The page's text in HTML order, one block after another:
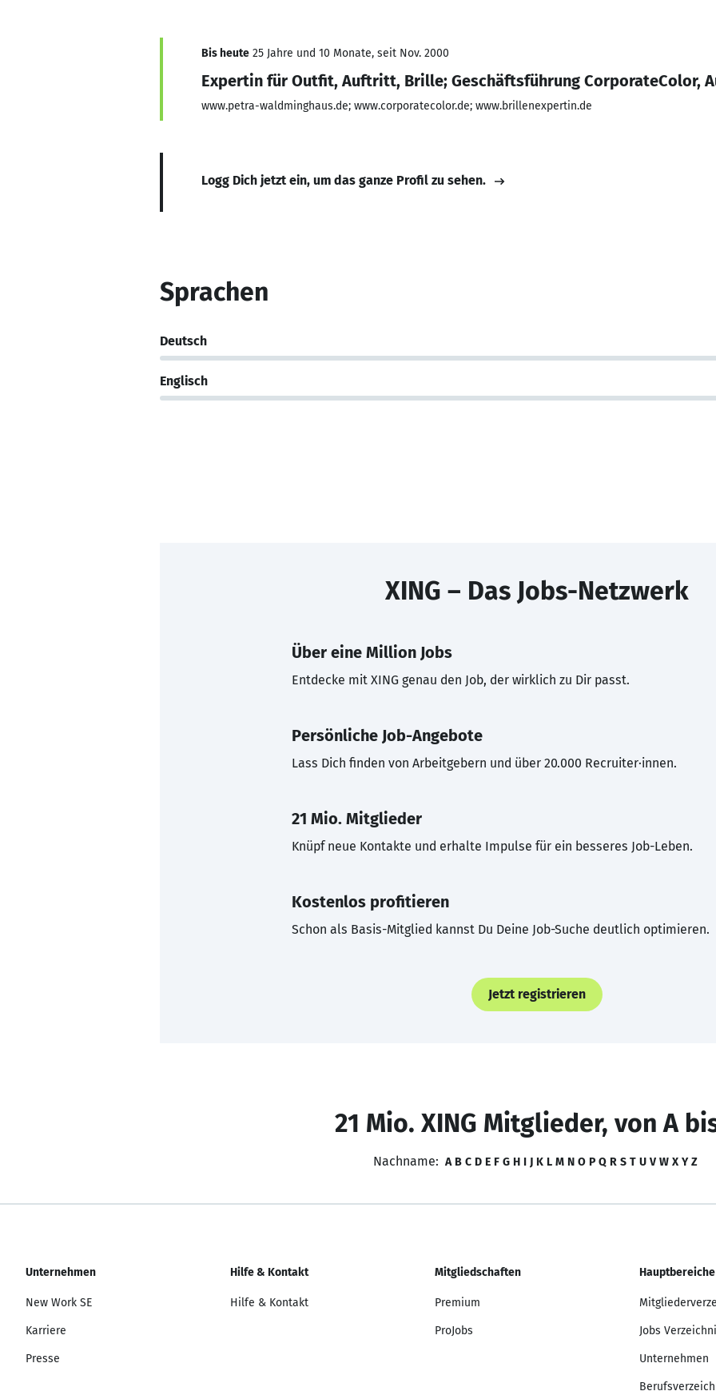
Bis heute 25 Jahre und 10 Monate, seit Nov. 2000
Expertin für Outfit, Auftritt, Brille; Geschäftsführung CorporateColor,
www.petra-waldminghaus.de; www.corporatecolor.de; www.brillenexpertin.de
Logg Dich jetzt ein, um das ganze Profil zu sehen.
Sprachen
Deutsch
Englisch
XING – Das Jobs-Netzwerk
Über eine Million Jobs
Entdecke mit XING genau den Job, der wirklich zu Dir passt.
Persönliche Job-Angebote
Lass Dich finden von Arbeitgebern und über 20.000 Recruiter·innen.
21 Mio. Mitglieder
Knüpf neue Kontakte und erhalte Impulse für ein besseres Job-Leben.
Kostenlos profitieren
Schon als Basis-Mitglied kannst Du Deine Job-Suche deutlich optimieren.
Jetzt registrieren
21 Mio. XING Mitglieder, von A
Nachname: A B C D E F G H I J K L M N O P Q R S T U V W X Y Z
Unternehmen
New Work SE
Karriere
Presse
Hilfe & Kontakt
Hilfe & Kontakt
Mitgliedschaften
Premium
ProJobs
Hauptbereiche
Jobs
Unternehmen